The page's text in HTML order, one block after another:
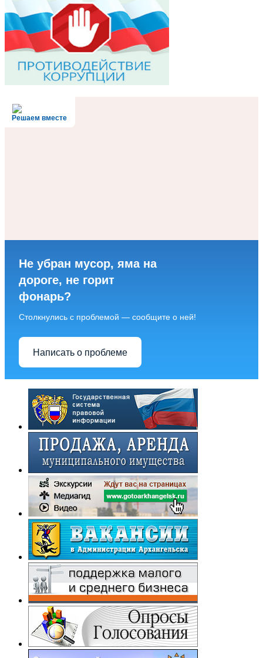
Решаем вместе
Не убран мусор, яма на
дороге, не горит
фонарь?
Столкнулись с проблемой — сообщите о ней!
Написать о проблеме